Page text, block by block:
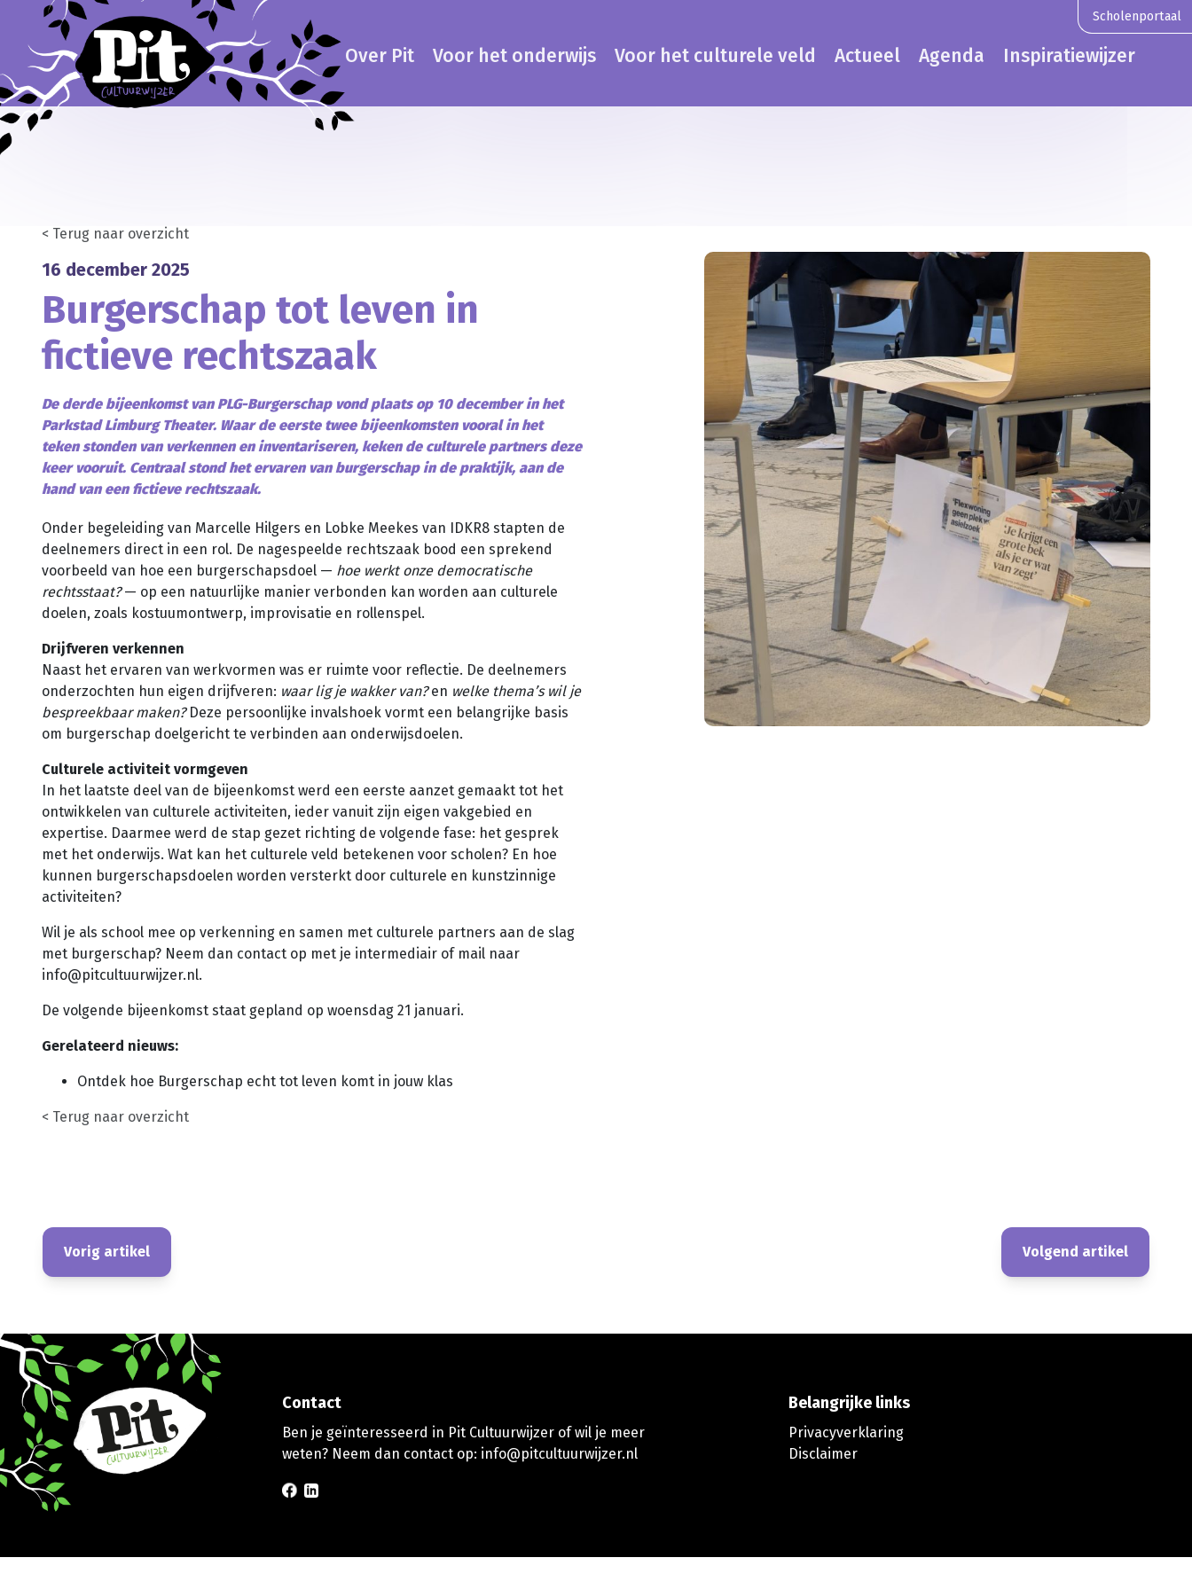
Over Pit Voor het onderwijs Voor het culturele veld Actueel Agenda Inspiratiewijzer
Scholenportaal
< Terug naar overzicht
16 december 2025
Burgerschap tot leven in
fictieve rechtszaak
De derde bijeenkomst van PLG-Burgerschap vond plaats op 10 december in het
Parkstad Limburg Theater. Waar de eerste twee bijeenkomsten vooral in het
teken stonden van verkennen en inventariseren, keken de culturele partners deze
keer vooruit. Centraal stond het ervaren van burgerschap in de praktijk, aan de
hand van een fictieve rechtszaak.
Onder begeleiding van Marcelle Hilgers en Lobke Meekes van IDKR8 stapten de
deelnemers direct in een rol. De nagespeelde rechtszaak bood een sprekend
voorbeeld van hoe een burgerschapsdoel — hoe werkt onze democratische
rechtsstaat?— op een natuurlijke manier verbonden kan worden aan culturele
doelen, zoals kostuumontwerp, improvisatie en rollenspel.
Drijfveren verkennen
Naast het ervaren van werkvormen was er ruimte voor reflectie. De deelnemers
onderzochten hun eigen drijfveren: waar lig je wakker van?en welke thema’s wil je
bespreekbaar maken?Deze persoonlijke invalshoek vormt een belangrijke basis
om burgerschap doelgericht te verbinden aan onderwijsdoelen.
Culturele activiteit vormgeven
In het laatste deel van de bijeenkomst werd een eerste aanzet gemaakt tot het
ontwikkelen van culturele activiteiten, ieder vanuit zijn eigen vakgebied en
expertise. Daarmee werd de stap gezet richting de volgende fase: het gesprek
met het onderwijs. Wat kan het culturele veld betekenen voor scholen? En hoe
kunnen burgerschapsdoelen worden versterkt door culturele en kunstzinnige
activiteiten?
Wil je als school mee op verkenning en samen met culturele partners aan de slag
met burgerschap? Neem dan contact op met je intermediair of mail naar
info@pitcultuurwijzer.nl.
De volgende bijeenkomst staat gepland op woensdag 21 januari.
Gerelateerd nieuws:
Ontdek hoe Burgerschap echt tot leven komt in jouw klas
< Terug naar overzicht
Vorig artikel Volgend artikel
Contact
Ben je geïnteresseerd in Pit Cultuurwijzer of wil je meer
weten? Neem dan contact op: info@pitcultuurwijzer.nl
Belangrijke links
Privacyverklaring
Disclaimer